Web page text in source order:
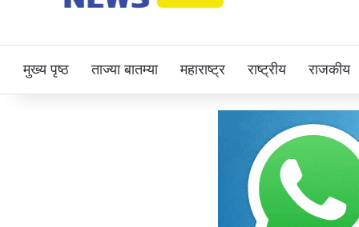
मुख्य पृष्ठ ताज्या बातम्या महाराष्ट्र राष्ट्रीय राजकीय